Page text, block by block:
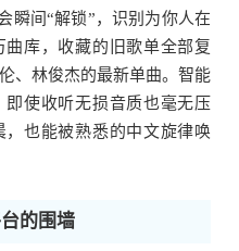
瞬间“解锁”，识别为你人在
库，收藏的旧歌单全部复
、林俊杰的最新单曲。智能
使收听无损音质也毫无压
也能被熟悉的中文旋律唤
的围墙